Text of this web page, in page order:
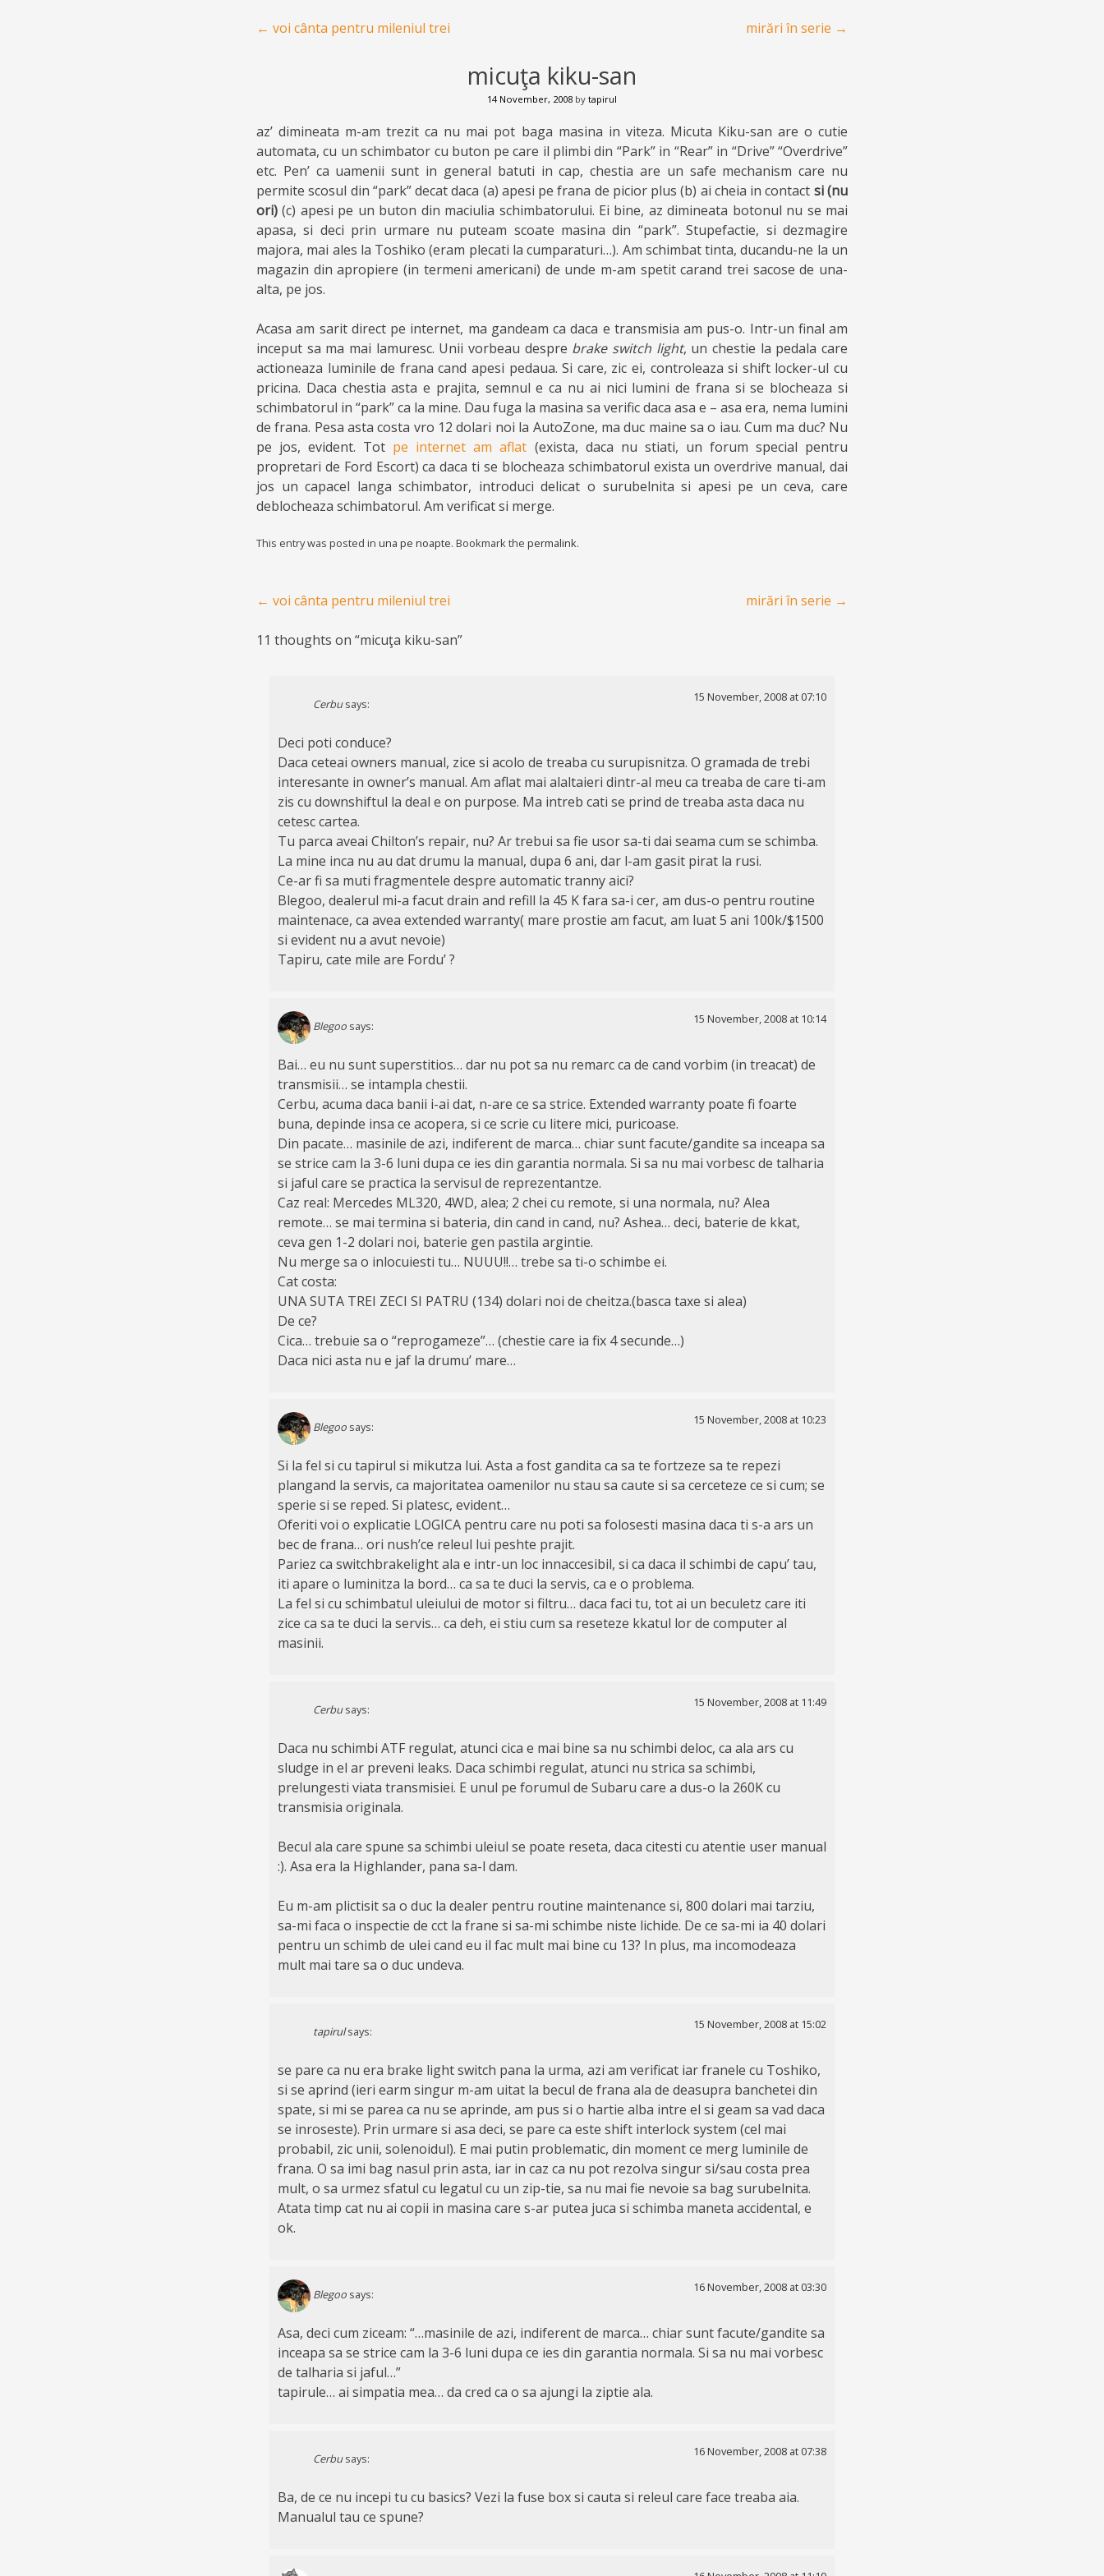
Post navigation
← voi cânta pentru mileniul trei mirări în serie →
micuţa kiku-san
14 November, 2008 by tapirul
az’ dimineata m-am trezit ca nu mai pot baga masina in viteza. Micuta Kiku-san are o cutie
automata, cu un schimbator cu buton pe care il plimbi din “Park” in “Rear” in “Drive” “Overdrive”
etc. Pen’ ca uamenii sunt in general batuti in cap, chestia are un safe mechanism care nu
permite scosul din “park” decat daca (a) apesi pe frana de picior plus (b) ai cheia in contact si (nu
ori)(c) apesi pe un buton din maciulia schimbatorului. Ei bine, az dimineata botonul nu se mai
apasa, si deci prin urmare nu puteam scoate masina din “park”. Stupefactie, si dezmagire
majora, mai ales la Toshiko (eram plecati la cumparaturi…). Am schimbat tinta, ducandu-ne la un
magazin din apropiere (in termeni americani) de unde m-am spetit carand trei sacose de una-
alta, pe jos.
Acasa am sarit direct pe internet, ma gandeam ca daca e transmisia am pus-o. Intr-un final am
inceput sa ma mai lamuresc. Unii vorbeau despre brake switch light, un chestie la pedala care
actioneaza luminile de frana cand apesi pedaua. Si care, zic ei, controleaza si shift locker-ul cu
pricina. Daca chestia asta e prajita, semnul e ca nu ai nici lumini de frana si se blocheaza si
schimbatorul in “park” ca la mine. Dau fuga la masina sa verific daca asa e – asa era, nema lumini
de frana. Pesa asta costa vro 12 dolari noi la AutoZone, ma duc maine sa o iau. Cum ma duc? Nu
pe jos, evident. Tot pe internet am aflat (exista, daca nu stiati, un forum special pentru
propretari de Ford Escort) ca daca ti se blocheaza schimbatorul exista un overdrive manual, dai
jos un capacel langa schimbator, introduci delicat o surubelnita si apesi pe un ceva, care
deblocheaza schimbatorul. Am verificat si merge.
This entry was posted in una pe noapte. Bookmark the permalink.
Post navigation
← voi cânta pentru mileniul trei mirări în serie →
11 thoughts on “micuţa kiku-san”
Cerbu says:
15 November, 2008 at 07:10
Deci poti conduce?
Daca ceteai owners manual, zice si acolo de treaba cu surupisnitza. O gramada de trebi
interesante in owner’s manual. Am aflat mai alaltaieri dintr-al meu ca treaba de care ti-am
zis cu downshiftul la deal e on purpose. Ma intreb cati se prind de treaba asta daca nu
cetesc cartea.
Tu parca aveai Chilton’s repair, nu? Ar trebui sa fie usor sa-ti dai seama cum se schimba.
La mine inca nu au dat drumu la manual, dupa 6 ani, dar l-am gasit pirat la rusi.
Ce-ar fi sa muti fragmentele despre automatic tranny aici?
Blegoo, dealerul mi-a facut drain and refill la 45 K fara sa-i cer, am dus-o pentru routine
maintenace, ca avea extended warranty( mare prostie am facut, am luat 5 ani 100k/$1500
si evident nu a avut nevoie)
Tapiru, cate mile are Fordu’ ?
Blegoo says:
15 November, 2008 at 10:14
Bai… eu nu sunt superstitios… dar nu pot sa nu remarc ca de cand vorbim (in treacat) de
transmisii… se intampla chestii.
Cerbu, acuma daca banii i-ai dat, n-are ce sa strice. Extended warranty poate fi foarte
buna, depinde insa ce acopera, si ce scrie cu litere mici, puricoase.
Din pacate… masinile de azi, indiferent de marca… chiar sunt facute/gandite sa inceapa sa
se strice cam la 3-6 luni dupa ce ies din garantia normala. Si sa nu mai vorbesc de talharia
si jaful care se practica la servisul de reprezentantze.
Caz real: Mercedes ML320, 4WD, alea; 2 chei cu remote, si una normala, nu? Alea
remote… se mai termina si bateria, din cand in cand, nu? Ashea… deci, baterie de kkat,
ceva gen 1-2 dolari noi, baterie gen pastila argintie.
Nu merge sa o inlocuiesti tu… NUUU!!… trebe sa ti-o schimbe ei.
Cat costa:
UNA SUTA TREI ZECI SI PATRU (134) dolari noi de cheitza.(basca taxe si alea)
De ce?
Cica… trebuie sa o “reprogameze”… (chestie care ia fix 4 secunde…)
Daca nici asta nu e jaf la drumu’ mare…
Blegoo says:
15 November, 2008 at 10:23
Si la fel si cu tapirul si mikutza lui. Asta a fost gandita ca sa te fortzeze sa te repezi
plangand la servis, ca majoritatea oamenilor nu stau sa caute si sa cerceteze ce si cum; se
sperie si se reped. Si platesc, evident…
Oferiti voi o explicatie LOGICA pentru care nu poti sa folosesti masina daca ti s-a ars un
bec de frana… ori nush’ce releul lui peshte prajit.
Pariez ca switchbrakelight ala e intr-un loc innaccesibil, si ca daca il schimbi de capu’ tau,
iti apare o luminitza la bord… ca sa te duci la servis, ca e o problema.
La fel si cu schimbatul uleiului de motor si filtru… daca faci tu, tot ai un beculetz care iti
zice ca sa te duci la servis… ca deh, ei stiu cum sa reseteze kkatul lor de computer al
masinii.
Cerbu says:
15 November, 2008 at 11:49
Daca nu schimbi ATF regulat, atunci cica e mai bine sa nu schimbi deloc, ca ala ars cu
sludge in el ar preveni leaks. Daca schimbi regulat, atunci nu strica sa schimbi,
prelungesti viata transmisiei. E unul pe forumul de Subaru care a dus-o la 260K cu
transmisia originala.
Becul ala care spune sa schimbi uleiul se poate reseta, daca citesti cu atentie user manual
:). Asa era la Highlander, pana sa-l dam.
Eu m-am plictisit sa o duc la dealer pentru routine maintenance si, 800 dolari mai tarziu,
sa-mi faca o inspectie de cct la frane si sa-mi schimbe niste lichide. De ce sa-mi ia 40 dolari
pentru un schimb de ulei cand eu il fac mult mai bine cu 13? In plus, ma incomodeaza
mult mai tare sa o duc undeva.
tapirul says:
15 November, 2008 at 15:02
se pare ca nu era brake light switch pana la urma, azi am verificat iar franele cu Toshiko,
si se aprind (ieri earm singur m-am uitat la becul de frana ala de deasupra banchetei din
spate, si mi se parea ca nu se aprinde, am pus si o hartie alba intre el si geam sa vad daca
se inroseste). Prin urmare si asa deci, se pare ca este shift interlock system (cel mai
probabil, zic unii, solenoidul). E mai putin problematic, din moment ce merg luminile de
frana. O sa imi bag nasul prin asta, iar in caz ca nu pot rezolva singur si/sau costa prea
mult, o sa urmez sfatul cu legatul cu un zip-tie, sa nu mai fie nevoie sa bag surubelnita.
Atata timp cat nu ai copii in masina care s-ar putea juca si schimba maneta accidental, e
ok.
Blegoo says:
16 November, 2008 at 03:30
Asa, deci cum ziceam: “…masinile de azi, indiferent de marca… chiar sunt facute/gandite sa
inceapa sa se strice cam la 3-6 luni dupa ce ies din garantia normala. Si sa nu mai vorbesc
de talharia si jaful…”
tapirule… ai simpatia mea… da cred ca o sa ajungi la ziptie ala.
Cerbu says:
16 November, 2008 at 07:38
Ba, de ce nu incepi tu cu basics? Vezi la fuse box si cauta si releul care face treaba aia.
Manualul tau ce spune?